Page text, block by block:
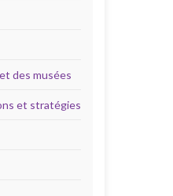
des musées
et stratégies